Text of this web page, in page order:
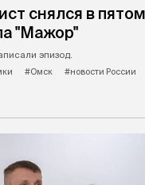
снялся в пятом
"Мажор"
эпизод.
#Омск #новости России